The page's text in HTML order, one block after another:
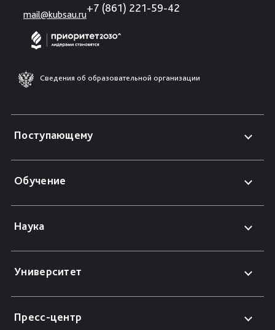
mail@kubsau.ru
+7 (861) 221-59-42
Сведения об образовательной организации
Поступающему
Обучение
Наука
Университет
Пресс-центр